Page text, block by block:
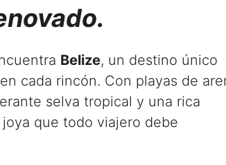
Belize, un destino único
cada rincón. Con playas de
selva tropical y una rica
que todo viajero debe